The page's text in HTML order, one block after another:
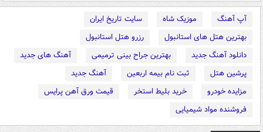
آپ آهنگ موزیک شاه
سایت تاریخ ایران
بهترین هتل های استانبول
رزرو هتل استانبول
دانلود آهنگ جدید
بهترین جراح بینی ترمیمی
آهنگ های جدید
پرشین هتل
ثبت نام بیمه اربعین
آهنگ جدید
مزایده خودرو
خرید بلیط استخر
قیمت ورق آهن پرایس
فروشنده مواد شیمیایی